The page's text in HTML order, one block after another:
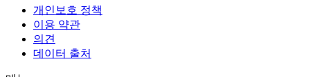
개인보호 정책
이용 약관
의견
데이터 출처